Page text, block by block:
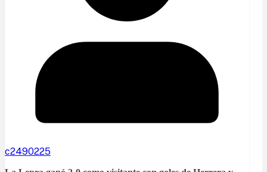
c2490225